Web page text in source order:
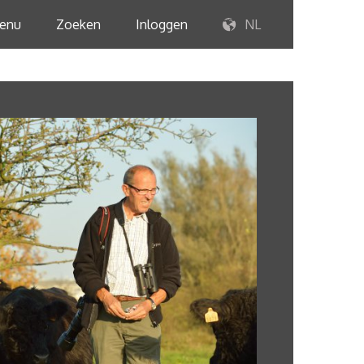
Zoeken Inloggen NL